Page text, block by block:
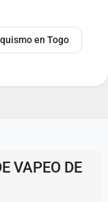
en Togo
VAPEO DE